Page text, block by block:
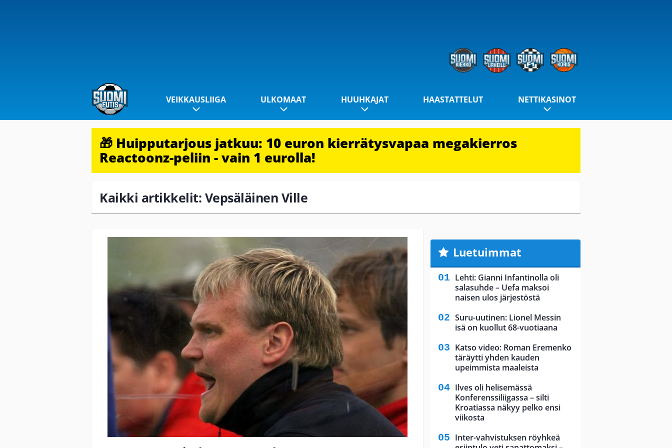
VEIKKAUSLIIGA ULKOMAAT HUUHKAJAT HAASTATTELUT NETTIKASINOT
🎁 Huipputarjous jatkuu: 10 euron kierrätysvapaa megakierros
Reactoonz-peliin - vain 1 eurolla!
Kaikki artikkelit: Vepsäläinen Ville
Luetuimmat
Lehti: Gianni Infantinolla oli
salasuhde – Uefa maksoi
naisen ulos järjestöstä
Suru-uutinen: Lionel Messin
isä on kuollut 68-vuotiaana
Katso video: Roman Eremenko
täräytti yhden kauden
upeimmista maaleista
Ilves oli helisemässä
Konferenssiliigassa – silti
Kroatiassa näkyy pelko ensi
viikosta
Inter-vahvistuksen röyhkeä